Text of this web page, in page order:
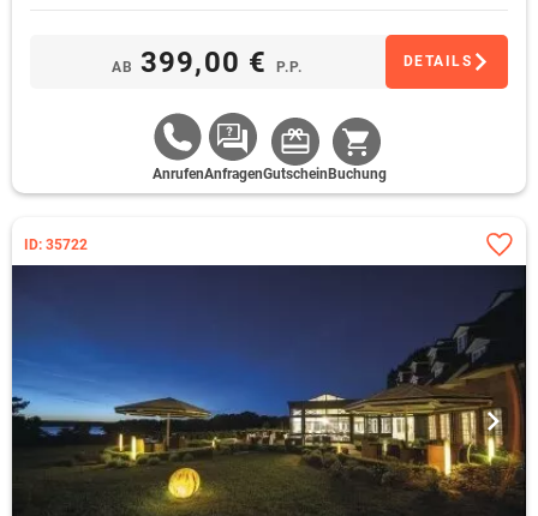
AB 399,00 € P.P. DETAILS
AnrufenAnfragenGutschein Buchung
ID: 35722